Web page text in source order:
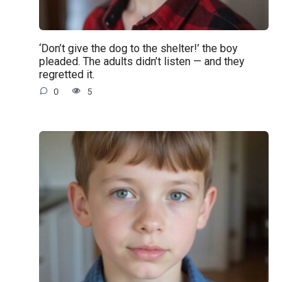
‘Don’t give the dog to the shelter!’ the boy
pleaded. The adults didn’t listen — and they
regretted it.
0 5